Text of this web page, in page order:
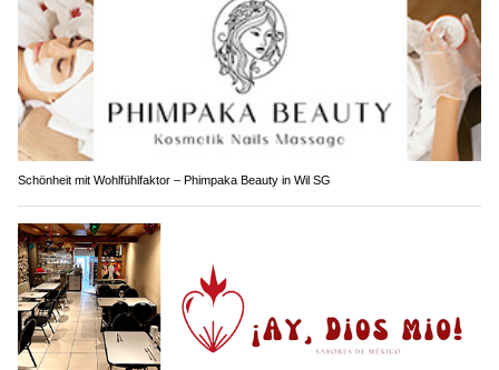
Schönheit mit Wohlfühlfaktor – Phimpaka Beauty in Wil SG